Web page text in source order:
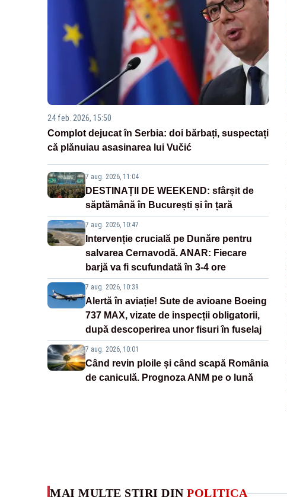
24 feb. 2026, 15:50
Complot dejucat în Serbia: doi bărbați, suspectați
că plănuiau asasinarea lui Vučić
7 aug. 2026, 11:04
DESTINAȚII DE WEEKEND: sfârșit de
săptămână în București și în țară
7 aug. 2026, 10:47
Intervenție crucială pe Dunăre pentru
salvarea Cernavodă. ANAR: Fiecare
barjă va fi scufundată în 3-4 ore
7 aug. 2026, 10:39
Alertă în aviație! Sute de avioane Boeing
737 MAX, vizate de inspecții obligatorii,
după descoperirea unor fisuri în fuselaj
7 aug. 2026, 10:01
Când revin ploile și când scapă România
de caniculă. Prognoza ANM pe o lună
MAI MULTE ȘTIRI DIN POLITICA